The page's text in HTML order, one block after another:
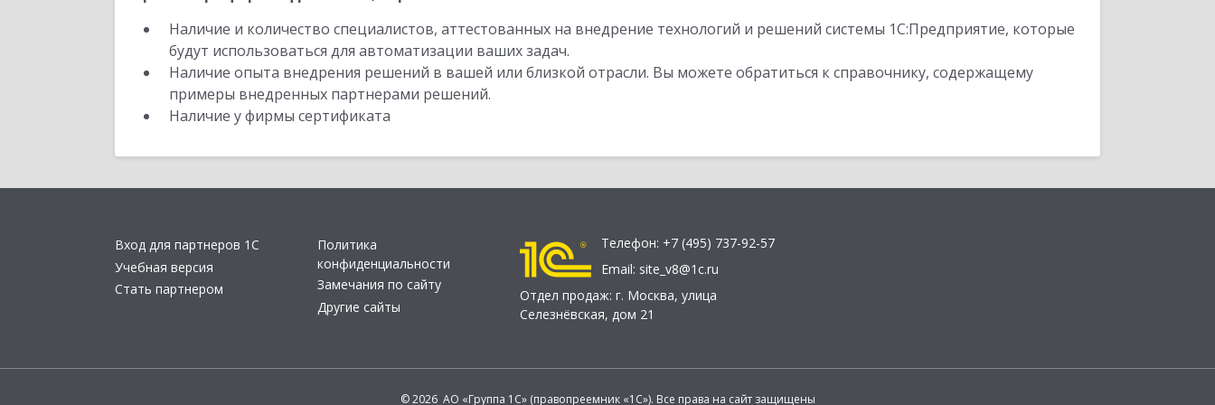
Наличие и количество специалистов, аттестованных на внедрение технологий и решений системы 1С:Предприятие, которые
будут использоваться для автоматизации ваших задач.
Наличие опыта внедрения решений в вашей или близкой отрасли. Вы можете обратиться к справочнику, содержащему
примеры внедренных партнерами решений.
Наличие у фирмы сертификата
Вход для партнеров 1С
Учебная версия
Стать партнером
Политика
конфиденциальности
Замечания по сайту
Другие сайты
Телефон: +7 (495) 737-92-57
Email: site_v8@1c.ru
Отдел продаж: г. Москва, улица
Селезнёвская, дом 21
© 2026 АО «Группа 1С» (правопреемник «1С»). Все права на сайт защищены